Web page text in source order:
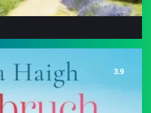
3.9